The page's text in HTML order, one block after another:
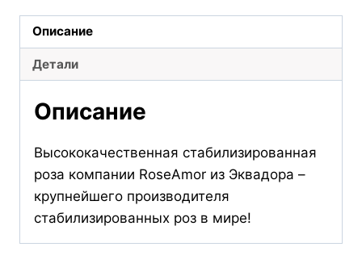
04
светло-
зеленая
Описание
Детали
Описание
Высококачественная стабилизированная
роза компании RoseAmor из Эквадора –
крупнейшего производителя
стабилизированных роз в мире!